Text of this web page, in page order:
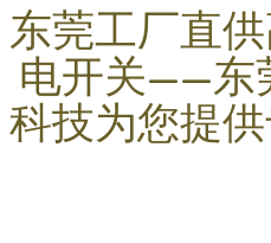
东莞工厂直
电开关——东
科技为您提